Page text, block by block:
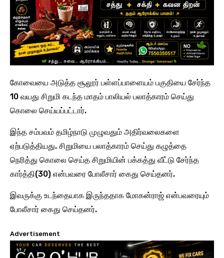
கோவையை அடுத்த சூலூர் பள்ளப்பாளையம் பகுதியை சேர்ந்த
10 வயது சிறுமி கடந்த மாதம் பாலியல் பலாத்காரம் செய்து
கொலை செய்யப்பட்டார்.
இந்த சம்பவம் தமிழ்நாடு முழுவதும் அதிர்வலைகளை
ஏற்படுத்தியது. சிறுமியை பலாத்காரம் செய்து கழுத்தை
நெரித்து கொலை செய்த சிறுமியின் பக்கத்து வீட்டு சேர்ந்த
கார்த்தி(30) என்பவரை போலீசார் கைது செய்தனர்.
இவருக்கு உடந்தையாக இருந்ததாக மோகன்ராஜ் என்பவரையும்
போலீசார் கைது செய்தனர்.
Advertisement